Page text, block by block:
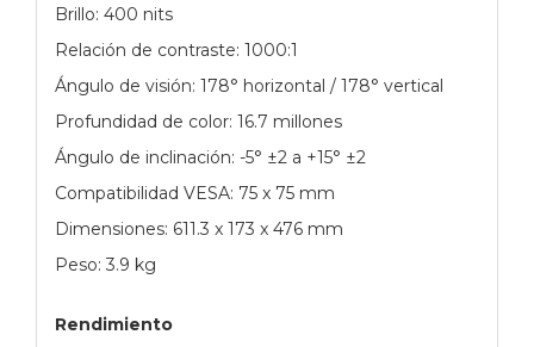
Brillo: 400 nits
Relación de contraste: 1000:1
Ángulo de visión: 178° horizontal / 178° vertical
Profundidad de color: 16.7 millones
Ángulo de inclinación: -5° ±2 a +15° ±2
Compatibilidad VESA: 75 x 75 mm
Dimensiones: 611.3 x 173 x 476 mm
Peso: 3.9 kg
Rendimiento